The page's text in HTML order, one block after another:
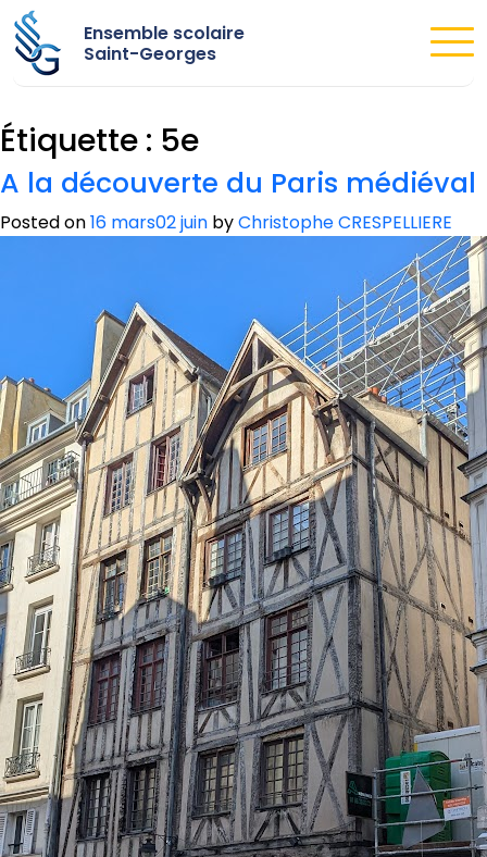
Ensemble scolaire
Saint-Georges
Étiquette : 5e
A la découverte du Paris médiéval
Posted on16 mars02 juin byChristophe CRESPELLIERE